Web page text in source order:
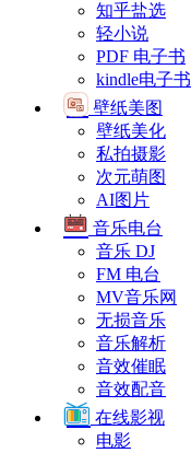
知乎盐选
轻小说
PDF 电子书
kindle电子书
壁纸美图
壁纸美化
私拍摄影
次元萌图
AI图片
音乐电台
音乐 DJ
FM 电台
MV音乐网
无损音乐
音乐解析
音效催眠
音效配音
在线影视
电影